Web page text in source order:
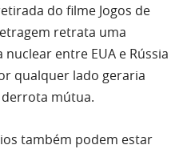
do filme Jogos de
retrata uma
entre EUA e Rússia
qualquer lado geraria
mútua.
também podem estar